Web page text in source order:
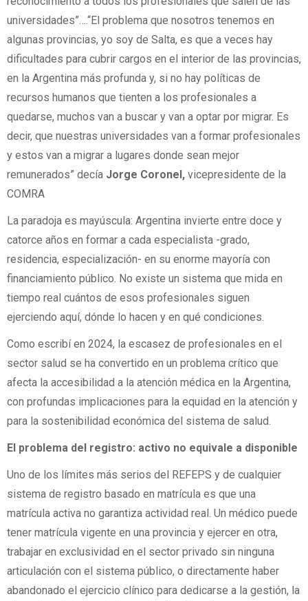
universidades”….“El problema que nosotros tenemos en
algunas provincias, yo soy de Salta, es que a veces hay
dificultades para cubrir cargos en el interior de las provincias,
en la Argentina más profunda y, si no hay políticas de
recursos humanos que tienten a los profesionales a
quedarse, muchos van a buscar y van a optar por migrar. Es
decir, que nuestras universidades van a formar profesionales
y estos van a migrar a lugares donde sean mejor
remunerados” decía Jorge Coronel, vicepresidente de la
COMRA
La paradoja es mayúscula: Argentina invierte entre doce y
catorce años en formar a cada especialista -grado,
residencia, especialización- en su enorme mayoría con
financiamiento público. No existe un sistema que mida en
tiempo real cuántos de esos profesionales siguen
ejerciendo aquí, dónde lo hacen y en qué condiciones.
Como escribí en 2024, la escasez de profesionales en el
sector salud se ha convertido en un problema crítico que
afecta la accesibilidad a la atención médica en la Argentina,
con profundas implicaciones para la equidad en la atención y
para la sostenibilidad económica del sistema de salud.
El problema del registro: activo no equivale a disponible
Uno de los límites más serios del REFEPS y de cualquier
sistema de registro basado en matrícula es que una
matrícula activa no garantiza actividad real. Un médico puede
tener matrícula vigente en una provincia y ejercer en otra,
trabajar en exclusividad en el sector privado sin ninguna
articulación con el sistema público, o directamente haber
abandonado el ejercicio clínico para dedicarse a la gestión, la